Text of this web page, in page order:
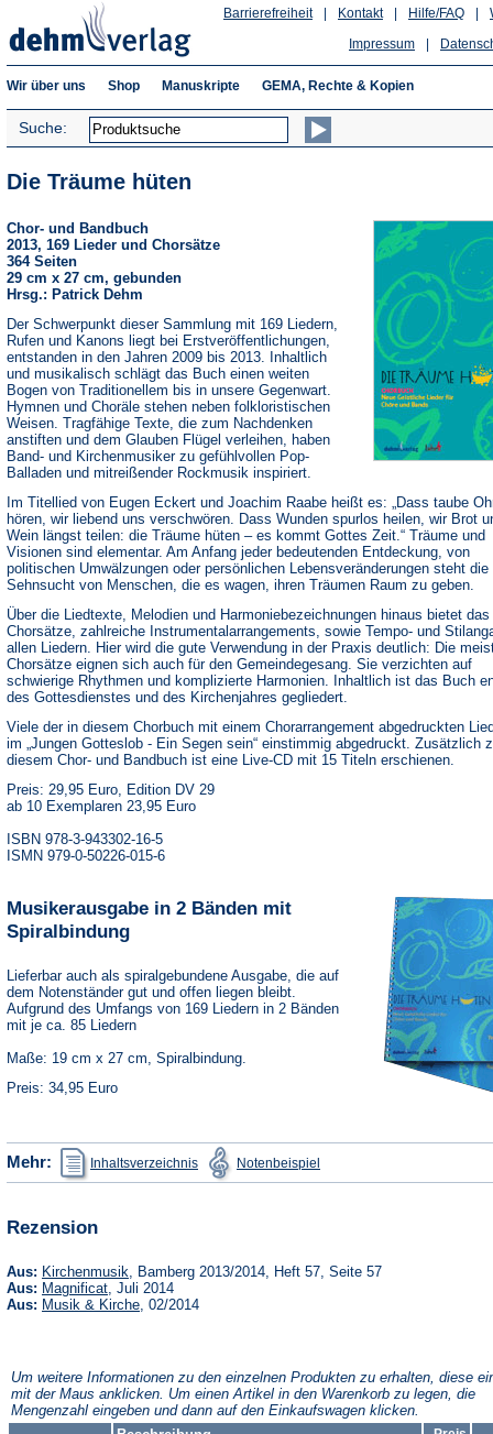
Hilfe/FAQ
Kontakt
Barrierefreiheit
Impressum
Wir über uns Shop Manuskripte GEMA, Rechte & Kopien
Suche:
Die Träume hüten
Chor- und Bandbuch
2013, 169 Lieder und Chorsätze
364 Seiten
29 cm x 27 cm, gebunden
Hrsg.: Patrick Dehm
Der Schwerpunkt dieser Sammlung mit 169 Liedern,
Rufen und Kanons liegt bei Erstveröffentlichungen,
entstanden in den Jahren 2009 bis 2013. Inhaltlich
und musikalisch schlägt das Buch einen weiten
Bogen von Traditionellem bis in unsere Gegenwart.
Hymnen und Choräle stehen neben folkloristischen
Weisen. Tragfähige Texte, die zum Nachdenken
anstiften und dem Glauben Flügel verleihen, haben
Band- und Kirchenmusiker zu gefühlvollen Pop-
Balladen und mitreißender Rockmusik inspiriert.
Im Titellied von Eugen Eckert und Joachim Raabe heißt es: „Dass taube
hören, wir liebend uns verschwören. Dass Wunden spurlos heilen, wir Brot
Wein längst teilen: die Träume hüten – es kommt Gottes Zeit.“ Träume und
Visionen sind elementar. Am Anfang jeder bedeutenden Entdeckung, von
politischen Umwälzungen oder persönlichen Lebensveränderungen steht die
Sehnsucht von Menschen, die es wagen, ihren Träumen Raum zu geben.
Über die Liedtexte, Melodien und Harmoniebezeichnungen hinaus bietet
Chorsätze, zahlreiche Instrumentalarrangements, sowie Tempo- und
allen Liedern. Hier wird die gute Verwendung in der Praxis deutlich: Die
Chorsätze eignen sich auch für den Gemeindegesang. Sie verzichten auf
schwierige Rhythmen und komplizierte Harmonien. Inhaltlich ist das Buch
des Gottesdienstes und des Kirchenjahres gegliedert.
Viele der in diesem Chorbuch mit einem Chorarrangement abgedruckten
im „Jungen Gotteslob - Ein Segen sein“ einstimmig abgedruckt. Zusätzlich
diesem Chor- und Bandbuch ist eine Live-CD mit 15 Titeln erschienen.
Preis: 29,95 Euro, Edition DV 29
ab 10 Exemplaren 23,95 Euro
ISBN 978-3-943302-16-5
ISMN 979-0-50226-015-6
Musikerausgabe in 2 Bänden mit
Spiralbindung
Lieferbar auch als spiralgebundene Ausgabe, die auf
dem Notenständer gut und offen liegen bleibt.
Aufgrund des Umfangs von 169 Liedern in 2 Bänden
mit je ca. 85 Liedern
Maße: 19 cm x 27 cm, Spiralbindung.
Preis: 34,95 Euro
Mehr: Inhaltsverzeichnis
(Öffnet
in
einem
Notenbeispiel in
einem
Rezension
Aus: Kirchenmusik (Öffnet
in
einem
neuen
, Bamberg 2013/2014, Heft 57, Seite 57
Aus: Magnificat(Öffnet
in
, Juli 2014
Aus: Musik & Kirche(Öffnet
, 02/2014
Um weitere Informationen zu den einzelnen Produkten zu erhalten, diese
mit der Maus anklicken. Um einen Artikel in den Warenkorb zu legen, die
Mengenzahl eingeben und dann auf den Einkaufswagen klicken.